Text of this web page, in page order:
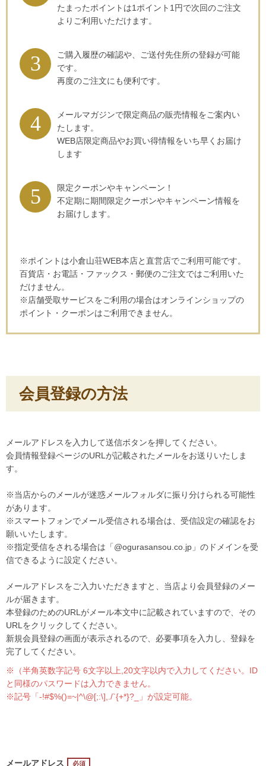
たまったポイントは1ポイント1円で次回のご注文
よりご利用いただけます。
ご購入履歴の確認や、ご送付先住所の登録が可能
です。
再度のご注文にも便利です。
メールマガジンで限定商品の販売情報をご案内い
たします。
WEB店限定商品やお買い得情報をいち早くお届け
します
限定クーポンやキャンペーン！
不定期に期間限定クーポンやキャンペーン情報を
お届けします。
※ポイントは小倉山荘WEB本店と直営店でご利用可能です。
百貨店・お電話・ファックス・郵便のご注文ではご利用いた
だけません。
※店舗受取サービスをご利用の場合はオンラインショップの
ポイント・クーポンはご利用できません。
会員登録の方法
メールアドレスを入力して送信ボタンを押してください。
会員情報登録ページのURLが記載されたメールをお送りいたしま
す。
※当店からのメールが迷惑メールフォルダに振り分けられる可能性
があります。
※スマートフォンでメール受信される場合は、受信設定の確認をお
願いいたします。
※指定受信をされる場合は「@ogurasansou.co.jp」のドメインを受
信できるように設定ください。
メールアドレスをご入力いただきますと、当店より会員登録のメー
ルが届きます。
本登録のためのURLがメール本文中に記載されていますので、その
URLをクリックしてください。
新規会員登録の画面が表示されるので、必要事項を入力し、登録を
完了してください。
※（半角英数字記号 6文字以上,20文字以内で入力してください。ID
と同様のパスワードは入力できません。
※記号「-!#$%()=~|^\@[;:\],./`{+*}?_」が設定可能。
メールアドレス